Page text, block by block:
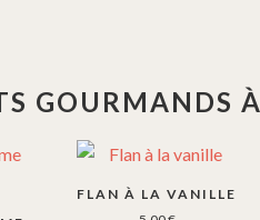
GOURMANDS
FLAN À LA VANILLE